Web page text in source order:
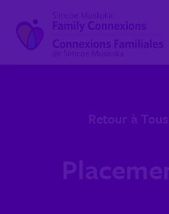
Retour à